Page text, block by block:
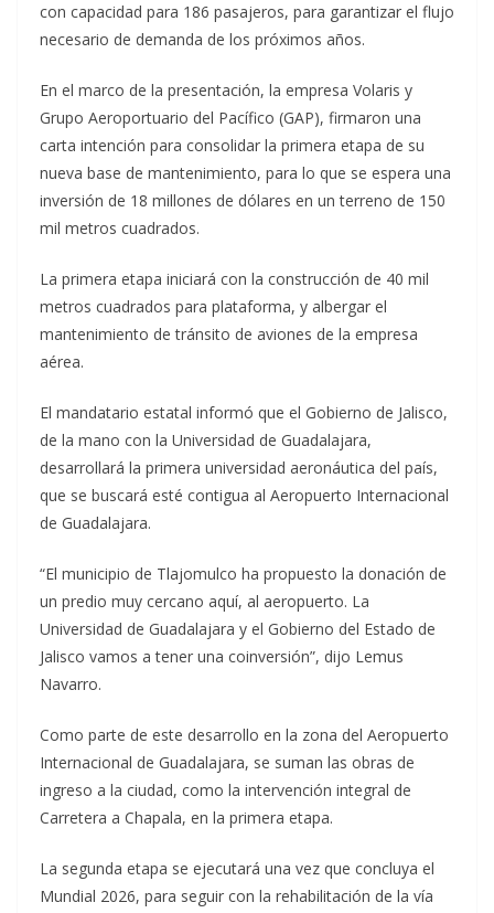
con capacidad para 186 pasajeros, para garantizar el flujo
necesario de demanda de los próximos años.
En el marco de la presentación, la empresa Volaris y
Grupo Aeroportuario del Pacífico (GAP), firmaron una
carta intención para consolidar la primera etapa de su
nueva base de mantenimiento, para lo que se espera una
inversión de 18 millones de dólares en un terreno de 150
mil metros cuadrados.
La primera etapa iniciará con la construcción de 40 mil
metros cuadrados para plataforma, y albergar el
mantenimiento de tránsito de aviones de la empresa
aérea.
El mandatario estatal informó que el Gobierno de Jalisco,
de la mano con la Universidad de Guadalajara,
desarrollará la primera universidad aeronáutica del país,
que se buscará esté contigua al Aeropuerto Internacional
de Guadalajara.
“El municipio de Tlajomulco ha propuesto la donación de
un predio muy cercano aquí, al aeropuerto. La
Universidad de Guadalajara y el Gobierno del Estado de
Jalisco vamos a tener una coinversión”, dijo Lemus
Navarro.
Como parte de este desarrollo en la zona del Aeropuerto
Internacional de Guadalajara, se suman las obras de
ingreso a la ciudad, como la intervención integral de
Carretera a Chapala, en la primera etapa.
La segunda etapa se ejecutará una vez que concluya el
Mundial 2026, para seguir con la rehabilitación de la vía